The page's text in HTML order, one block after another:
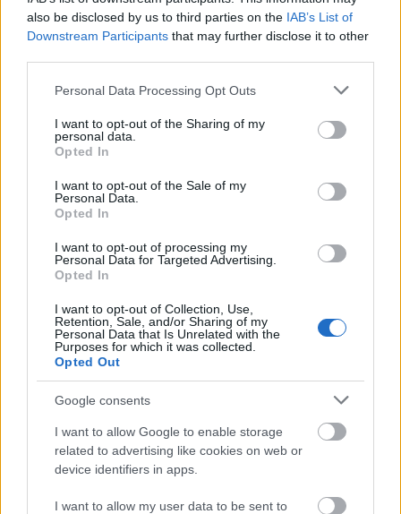
also be disclosed by us to third parties on the IAB’s List of
Downstream Participants that may further disclose it to other
Please note that this website/app uses one or more Google
not limited to your visit or usage behaviour. You may click to
grant or deny consent to Google and its third-party tags to
use your data for below specified purposes in below Google
consent section.
Personal Data Processing Opt Outs
I want to opt-out of the Sharing of my
personal data.
Opted In
I want to opt-out of the Sale of my
Personal Data.
Opted In
I want to opt-out of processing my
Personal Data for Targeted Advertising.
Opted In
I want to opt-out of Collection, Use,
Retention, Sale, and/or Sharing of my
Personal Data that Is Unrelated with the
Purposes for which it was collected.
Opted Out
Google consents
I want to allow Google to enable storage
related to advertising like cookies on web or
device identifiers in apps.
I want to allow my user data to be sent to
Fogyni szeretnél? Nem mindegy,
hogy milyen intenzitással sportolsz!
Meggyógyulnék szerkesztő
Az év minden időszakában meg lehet találni az
időjáráshoz legjobban illő mozgásformát, de talán
szabadban végzett sporttevékenységeknek. Ha épp
csak most szántuk rá magunkat a rendszeres
mozgásra, és célunk, hogy ezentúl egészségesebben
éljünk,…